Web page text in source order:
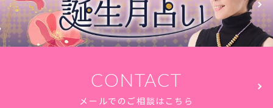
CONTACT
メールでのご相談はこちら